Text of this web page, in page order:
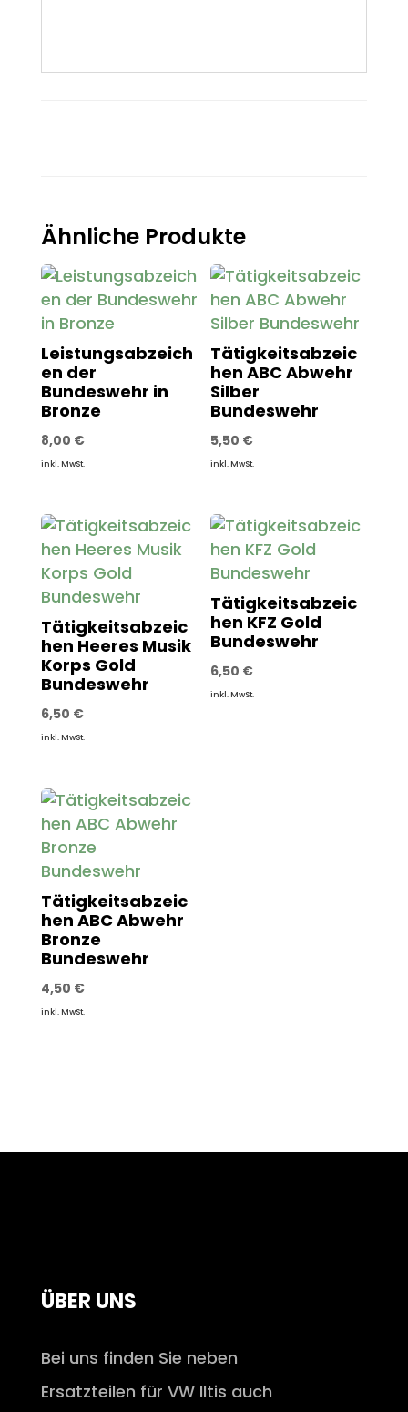
Ähnliche Produkte
Leistungsabzeich
en der
Bundeswehr in
Bronze
8,00 €
inkl. MwSt.
Tätigkeitsabzeic
hen ABC Abwehr
Silber
Bundeswehr
5,50 €
inkl. MwSt.
Tätigkeitsabzeic
hen Heeres Musik
Korps Gold
Bundeswehr
6,50 €
inkl. MwSt.
Tätigkeitsabzeic
hen KFZ Gold
Bundeswehr
6,50 €
inkl. MwSt.
Tätigkeitsabzeic
hen ABC Abwehr
Bronze
Bundeswehr
4,50 €
inkl. MwSt.
ÜBER UNS
Bei uns finden Sie neben
Ersatzteilen für VW Iltis auch